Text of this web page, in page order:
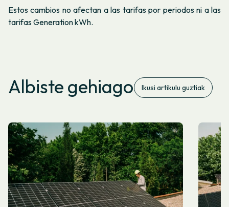
Estos cambios no afectan a las tarifas por periodos ni a las
tarifas Generation kWh.
Albiste gehiago Ikusi artikulu guztiak